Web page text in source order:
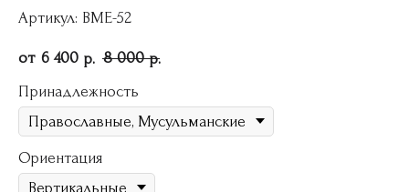
Артикул: ВМЕ-52
6 400 р. 8 000 р.
Принадлежность
Ориентация